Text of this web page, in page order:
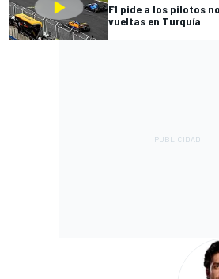
F1 pide a los pilotos
vueltas en Turquía